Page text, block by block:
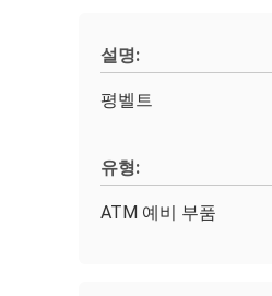
설명:
평벨트
유형:
ATM 예비 부품